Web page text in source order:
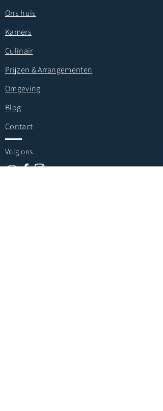
Ons huis
Kamers
Culinair
Prijzen & Arrangementen
Omgeving
Blog
Contact
Volg ons